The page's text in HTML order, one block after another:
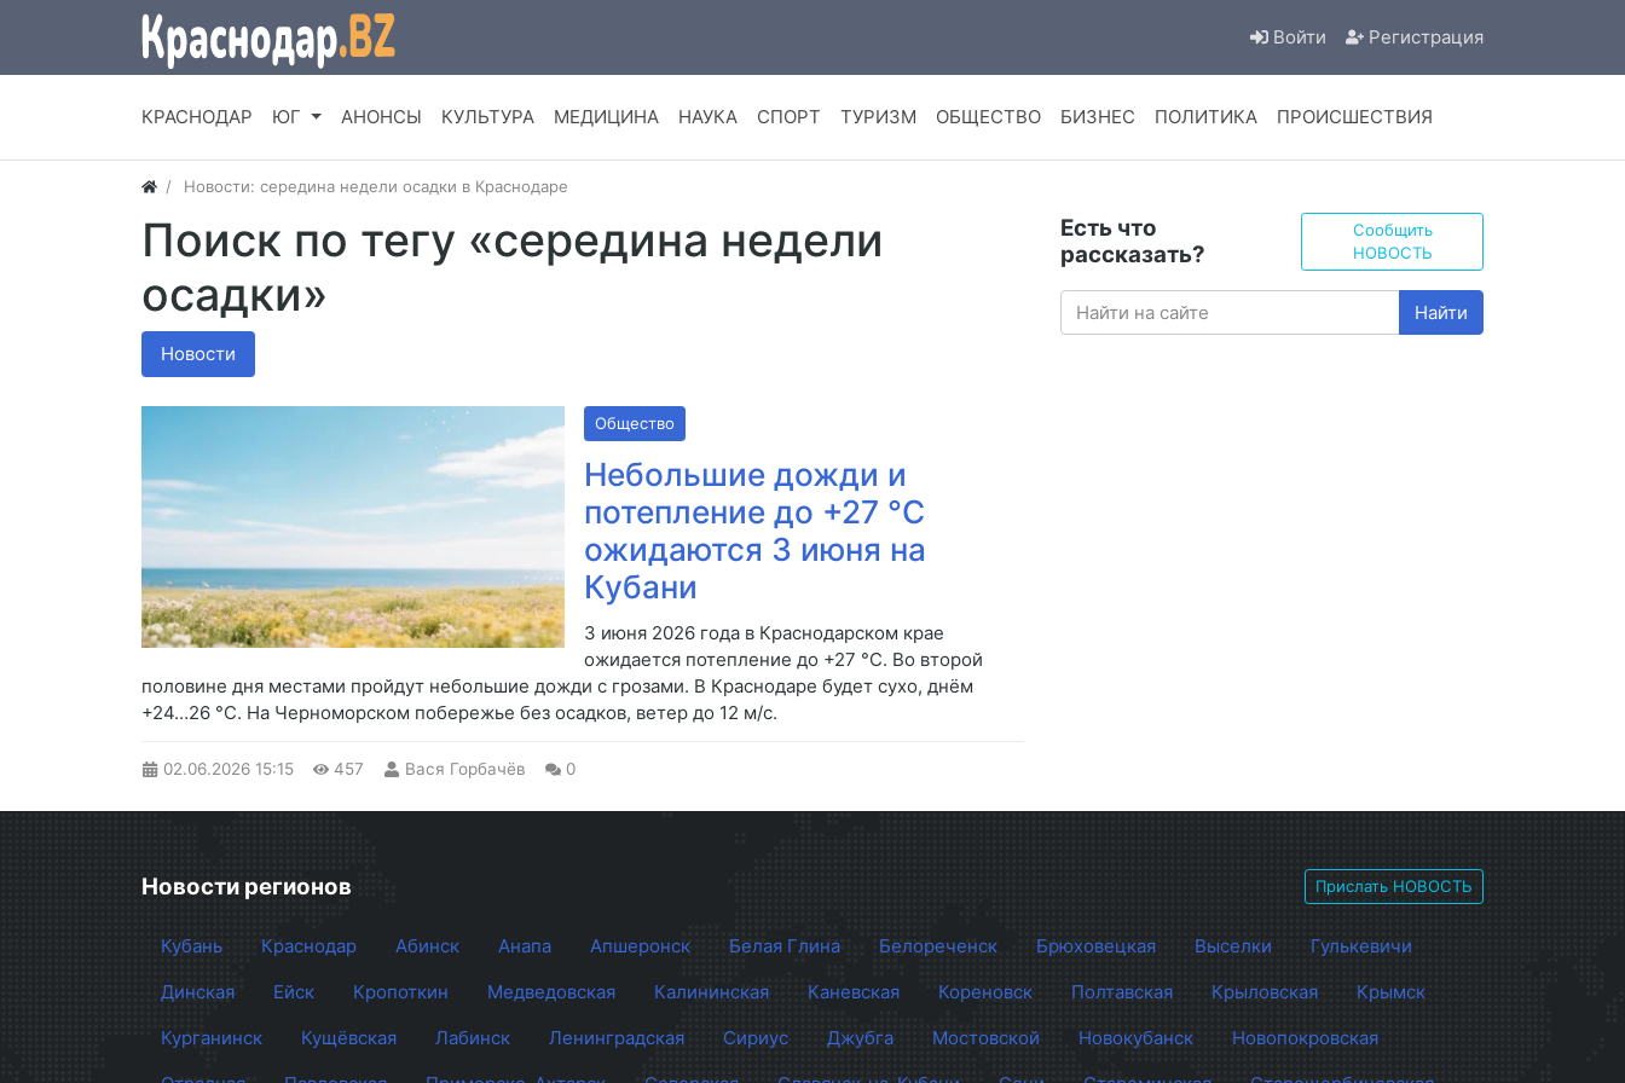
Войти Регистрация
КРАСНОДАР ЮГ АНОНСЫ КУЛЬТУРА МЕДИЦИНА НАУКА СПОРТ ТУРИЗМ ОБЩЕСТВО БИЗНЕС ПОЛИТИКА ПРОИСШЕСТВИЯ
Новости: середина недели осадки в Краснодаре
Поиск по тегу «середина недели
осадки»
Новости
Общество
Небольшие дожди и
потепление до +27 °С
ожидаются 3 июня на
Кубани
3 июня 2026 года в Краснодарском крае
ожидается потепление до +27 °C. Во второй
половине дня местами пройдут небольшие дожди с грозами. В Краснодаре будет сухо, днём
+24…26 °C. На Черноморском побережье без осадков, ветер до 12 м/с.
02.06.2026 15:15 457 Вася Горбачёв 0
Есть что
рассказать?
Сообщить
НОВОСТЬ
Найти
Новости регионов Прислать НОВОСТЬ
Кубань Краснодар Абинск Анапа Апшеронск Белая Глина Белореченск Брюховецкая Выселки
Гулькевичи
Динская
Ейск Кропоткин Медведовская Калининская Каневская Кореновск Полтавская Крыловская
Крымск
Курганинск
Кущёвская Лабинск Ленинградская Сириус Джубга Мостовской Новокубанск
Новопокровская